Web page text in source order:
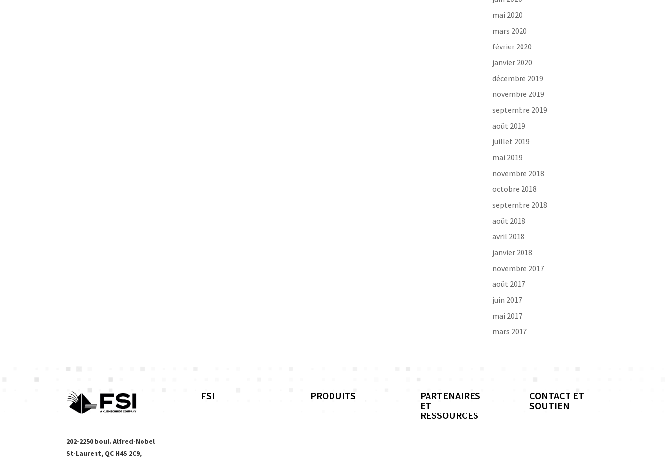
mai 2020
mars 2020
février 2020
janvier 2020
décembre 2019
novembre 2019
septembre 2019
août 2019
juillet 2019
mai 2019
novembre 2018
octobre 2018
septembre 2018
août 2018
avril 2018
janvier 2018
novembre 2017
août 2017
juin 2017
mai 2017
mars 2017
202-2250 boul. Alfred-Nobel
St-Laurent, QC H4S 2C9,
FSI PRODUITS
PARTENAIRES
ET
RESSOURCES
CONTACT ET
SOUTIEN